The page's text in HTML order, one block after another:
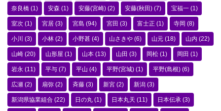
奈良橋 (1) 安森 (1) 安藤(宮崎) (2) 安藤(秋田) (7) 宝福一 (1)
室次 (1) 宮居 (3) 宮島 (94) 宮田 (3) 富士正 (1) 寺岡 (8)
小川 (3) 小林 (2) 小野甚 (4) 山さきや (6) 山元 (18) 山内 (22)
山崎 (20) 山形屋 (1) 山本 (13) 山田 (3) 岡松 (1) 岡田 (1)
岩永 (11) 平与 (7) 平山 (4) 平野(宮城) (1) 平野(島根) (6)
広瀬 (2) 扇弥 (2) 斉藤 (3) 新宮 (2) 新潟 (3)
新潟県協業組合 (22) 日の丸 (1) 日本丸天 (11) 日本伝承 (3)